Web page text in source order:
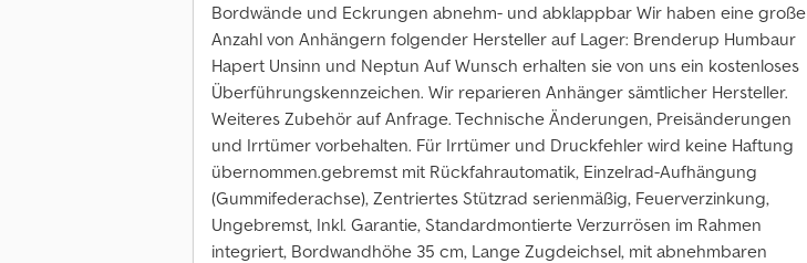
Bordwände und Eckrungen abnehm- und abklappbar Wir haben eine große
Anzahl von Anhängern folgender Hersteller auf Lager: Brenderup Humbaur
Hapert Unsinn und Neptun Auf Wunsch erhalten sie von uns ein kostenloses
Überführungskennzeichen. Wir reparieren Anhänger sämtlicher Hersteller.
Weiteres Zubehör auf Anfrage. Technische Änderungen, Preisänderungen
und Irrtümer vorbehalten. Für Irrtümer und Druckfehler wird keine Haftung
übernommen.gebremst mit Rückfahrautomatik, Einzelrad-Aufhängung
(Gummifederachse), Zentriertes Stützrad serienmäßig, Feuerverzinkung,
Ungebremst, Inkl. Garantie, Standardmontierte Verzurrösen im Rahmen
integriert, Bordwandhöhe 35 cm, Lange Zugdeichsel, mit abnehmbaren